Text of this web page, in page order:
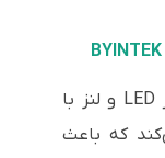
پروژکتور BYINTEK X15 از منبع نور LED و لنز با
که باعث